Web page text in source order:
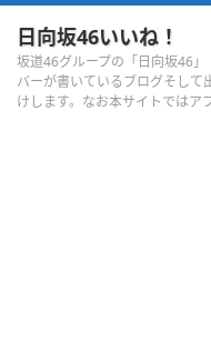
日向坂46いいね！
坂道46グループの「日向坂46
バーが書いているブログそして
けします。なお本サイトではア